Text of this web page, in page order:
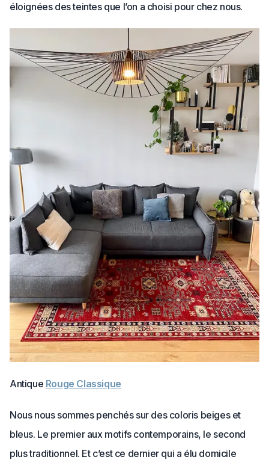
éloignées des teintes que l’on a choisi pour chez nous.
Antique Rouge Classique
Nous nous sommes penchés sur des coloris beiges et
bleus. Le premier aux motifs contemporains, le second
plus traditionnel. Et c’est ce dernier qui a élu domicile